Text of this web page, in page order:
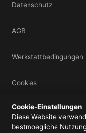
Datenschutz
AGB
Werkstattbedingungen
Cookies
Mein Konto
Cookie-Einstellungen
Diese Website
bestmoegliche